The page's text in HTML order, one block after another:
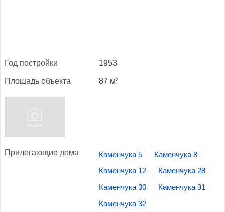
Год пос­трой­ки 1953
Пло­щадь объ­ек­та 87 м²
При­лега­ющие до­ма Каменчука 5 Каменчука 8
Каменчука 12 Каменчука 28
Каменчука 30 Каменчука 31
Каменчука 32